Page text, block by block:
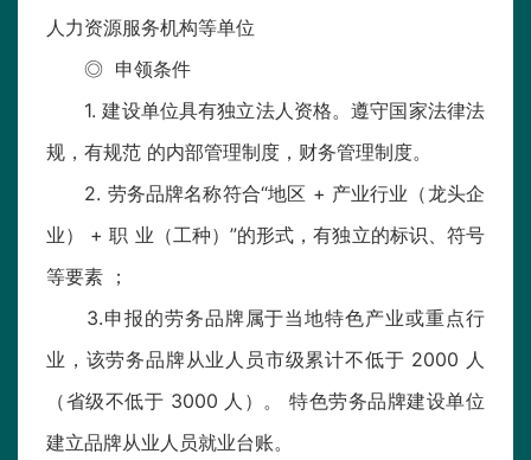
人力资源服务机构等单位
◎ 申领条件
1. 建设单位具有独立法人资格。遵守国家法律法
规，有规范 的内部管理制度，财务管理制度。
2. 劳务品牌名称符合“地区 + 产业行业（龙头企
业） + 职 业（工种）”的形式，有独立的标识、符号
等要素 ；
3.申报的劳务品牌属于当地特色产业或重点行
业，该劳务品牌从业人员市级累计不低于 2000 人
（省级不低于 3000 人）。 特色劳务品牌建设单位
建立品牌从业人员就业台账。